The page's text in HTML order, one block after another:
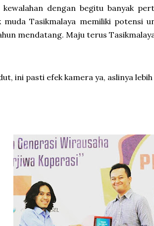
dengan begitu banyak
muda Tasikmalaya memiliki potensi
mendatang. Maju terus
ini pasti efek kamera ya, aslinya